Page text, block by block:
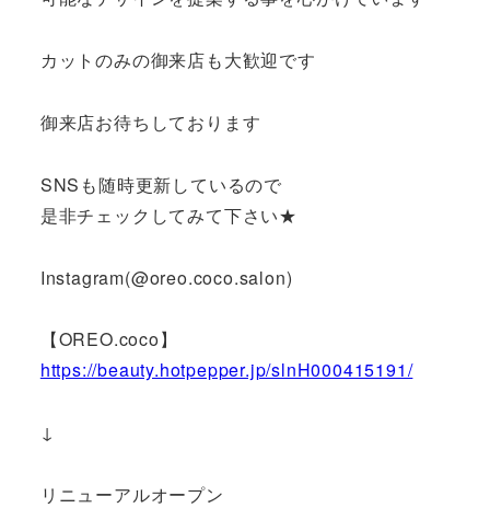
カットのみの御来店も大歓迎です
御来店お待ちしております
SNSも随時更新しているので
是非チェックしてみて下さい★
Instagram(@oreo.coco.salon)
【OREO.coco】
https://beauty.hotpepper.jp/slnH000415191/
↓
リニューアルオープン